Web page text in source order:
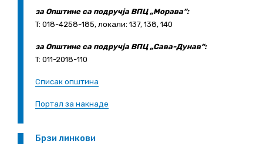
за Општине са подручја ВПЦ „Морава“:
T: 018-4258-185, локали: 137, 138, 140
за Општине са подручја ВПЦ „Сава-Дунав“:
T: 011-2018-110
Списак општина
Портал за накнаде
Брзи линкови